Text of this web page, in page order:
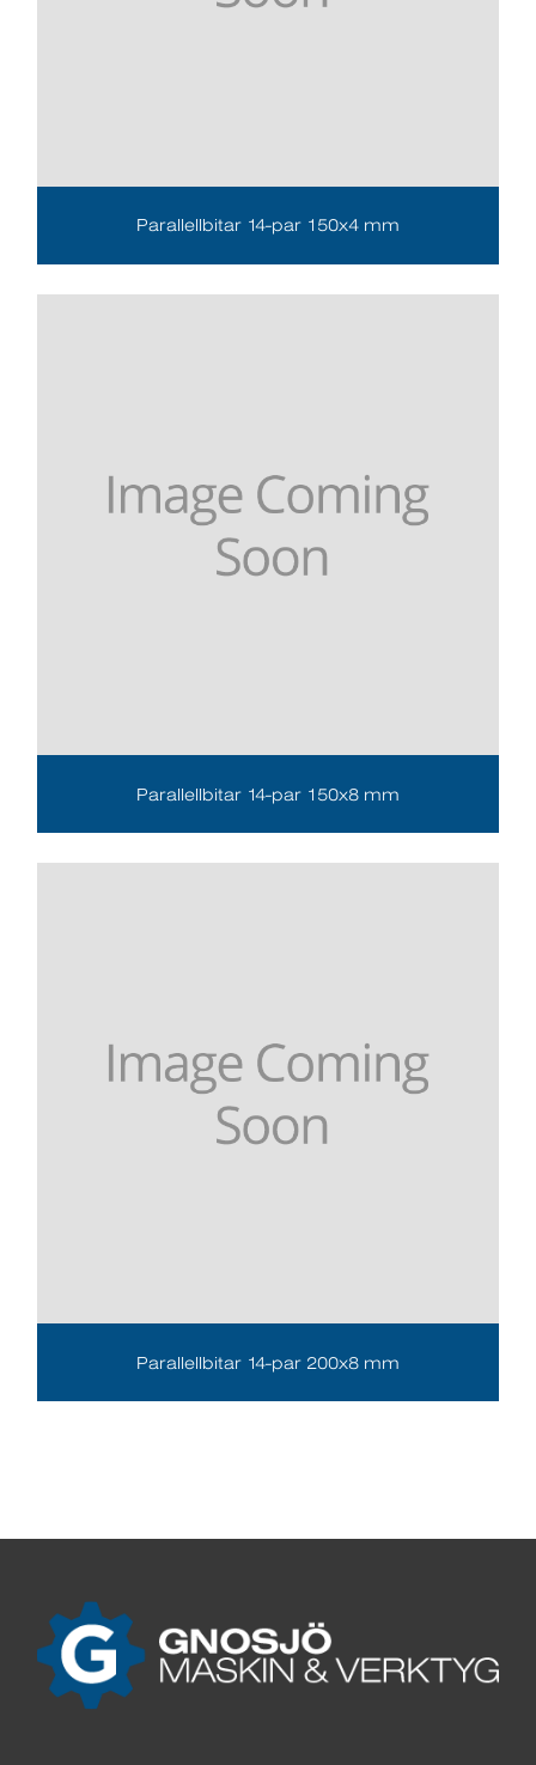
Parallellbitar 14-par 150x4 mm
Parallellbitar 14-par 150x8 mm
Parallellbitar 14-par 200x8 mm